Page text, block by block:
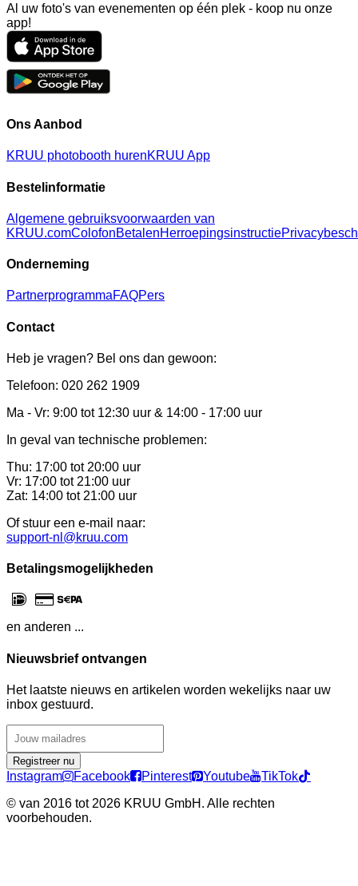
Al uw foto's van evenementen op één plek - koop nu onze
app!
Ons Aanbod
KRUU photobooth hurenKRUU App
Bestelinformatie
Algemene gebruiksvoorwaarden van
KRUU.comColofonBetalenHerroepingsinstructie
Onderneming
PartnerprogrammaFAQPers
Contact
Heb je vragen? Bel ons dan gewoon:
Telefoon: 020 262 1909
Ma - Vr: 9:00 tot 12:30 uur & 14:00 - 17:00 uur
In geval van technische problemen:
Thu: 17:00 tot 20:00 uur
Vr: 17:00 tot 21:00 uur
Zat: 14:00 tot 21:00 uur
Of stuur een e-mail naar:
support-nl@kruu.com
Betalingsmogelijkheden
en anderen ...
Nieuwsbrief ontvangen
Het laatste nieuws en artikelen worden wekelijks naar uw
inbox gestuurd.
Registreer nu
Instagram Facebook Pinterest Youtube
TikTok
© van 2016 tot 2026 KRUU GmbH. Alle rechten
voorbehouden.